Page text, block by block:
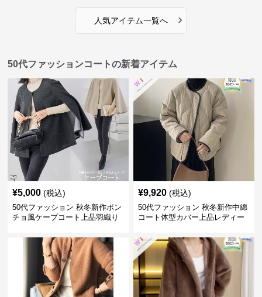
人気アイテム一覧へ ›
50代ファッションコートの新着アイテム
¥5,000 (税込)
50代ファッション 秋冬新作ポン
チョ風ケープコート上品羽織り
¥9,920 (税込)
50代ファッション 秋冬新作中綿
コート体型カバー上品レディー